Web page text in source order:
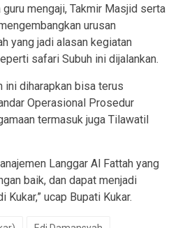
mengaji, Takmir Masjid serta
urusan
yang jadi alasan kegiatan
safari Subuh ini dijalankan.
ini diharapkan bisa terus
Operasional Prosedur
termasuk juga Tilawatil
Langgar Al Fattah yang
baik, dan dapat menjadi
ucap Bupati Kukar.